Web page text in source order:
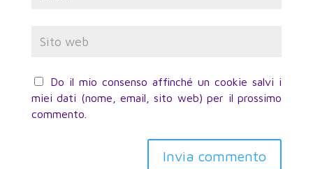
Do il mio consenso affinché un cookie salvi i
miei dati (nome, email, sito web) per il prossimo
commento.
Invia commento